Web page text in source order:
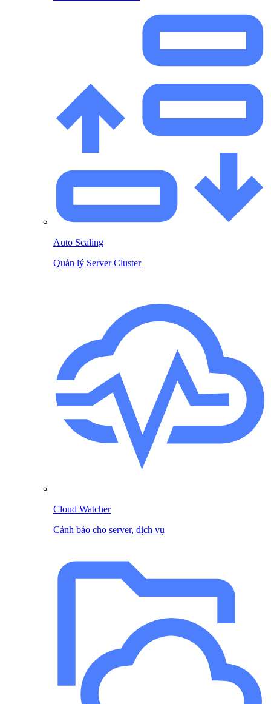
Auto Scaling
Quản lý Server Cluster
Cloud Watcher
Cảnh báo cho server, dịch vụ